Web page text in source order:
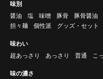
味別
醤油
塩 味噌 豚骨 豚骨醤油
担々麺
個性派 グッズ・セット
味わい
超あっさり
あっさり 普通 こ
味の濃さ